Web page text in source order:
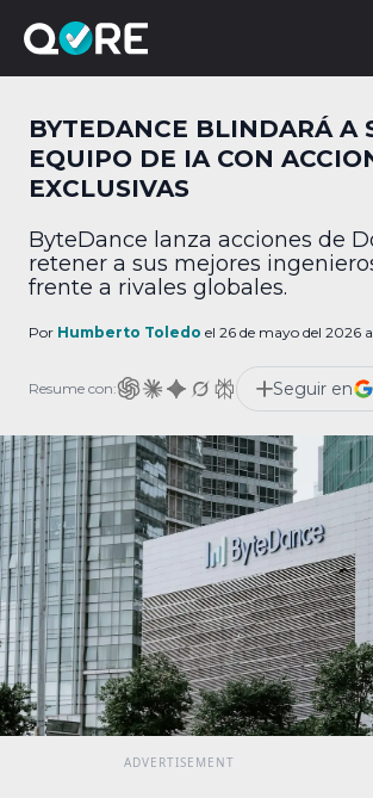
BYTEDANCE BLINDARÁ A
EQUIPO DE IA CON
EXCLUSIVAS
ByteDance lanza acciones de
retener a sus mejores
frente a rivales globales.
Por Humberto Toledo el 26 de mayo del 2026
Resume con: Seguir en